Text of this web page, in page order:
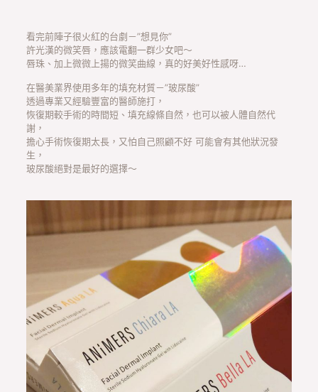
看完前陣子很火紅的台劇－”想見你”
許光漢的微笑唇，應該電翻一群少女吧～
唇珠、加上微微上揚的微笑曲線，真的好美好性感呀…
在醫美業界使用多年的填充材質－”玻尿酸”
透過專業又經驗豐富的醫師施打，
恢復期較手術的時間短、填充線條自然，也可以被人體自然代
謝，
擔心手術恢復期太長，又怕自己照顧不好 可能會有其他狀況發
生，
玻尿酸絕對是最好的選擇～